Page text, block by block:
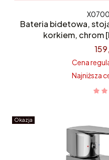
Bateria bidetowa,
korkiem, chrom
Cena
Najniższa
Okazja